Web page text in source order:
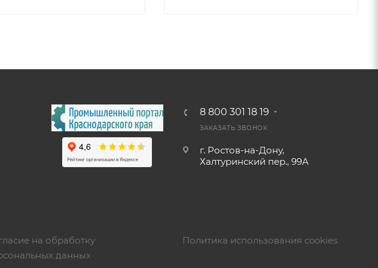
8 800 301 18 19
ЗАКАЗАТЬ ЗВОНОК
г. Ростов-на-Дону,
Халтуринский пер., 99А
на обработку
данных
Политика использования cookies